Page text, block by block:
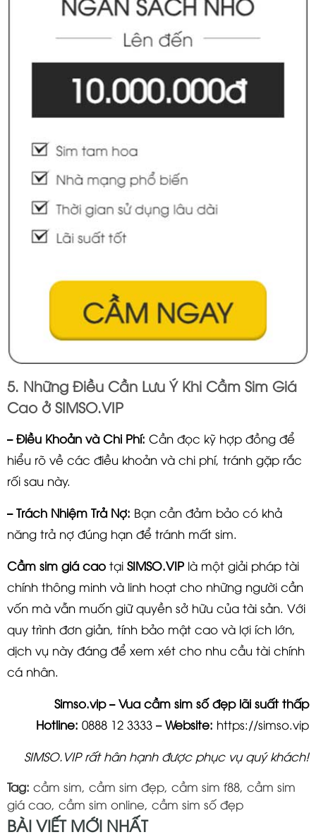
5. Những Điều Cần Lưu Ý Khi Cầm Sim Giá
Cao ở SIMSO.VIP
– Điều Khoản và Chi Phí: Cần đọc kỹ hợp đồng để
hiểu rõ về các điều khoản và chi phí, tránh gặp rắc
rối sau này.
– Trách Nhiệm Trả Nợ: Bạn cần đảm bảo có khả
năng trả nợ đúng hạn để tránh mất sim.
Cầm sim giá cao tại SIMSO.VIP là một giải pháp tài
chính thông minh và linh hoạt cho những người cần
vốn mà vẫn muốn giữ quyền sở hữu của tài sản. Với
quy trình đơn giản, tính bảo mật cao và lợi ích lớn,
dịch vụ này đáng để xem xét cho nhu cầu tài chính
cá nhân.
Simso.vip – Vua cầm sim số đẹp lãi suất thấp
Hotline: 0888 12 3333 –Website: https://simso.vip
SIMSO.VIP rất hân hạnh được phục vụ quý khách!
Tag: cầm sim, cầm sim đẹp, cầm sim f88, cầm sim
giá cao, cầm sim online, cầm sim số đẹp
BÀI VIẾT MỚI NHẤT